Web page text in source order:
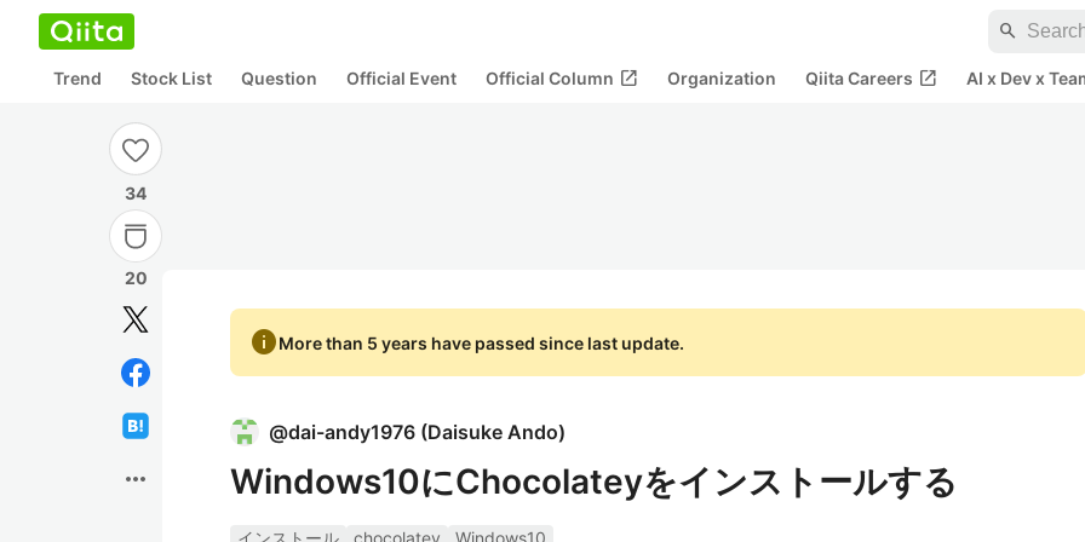
search
Trend Stock List Question Official Event Official Column open_in_new Organization Qiita Careers open_in_new AI x Dev x
34
20
more_horiz
infoMore than 5 years have passed since last update.
@dai-andy1976 (Daisuke Ando)
Windows10にChocolateyをインストールする
インストール chocolatey
Windows10